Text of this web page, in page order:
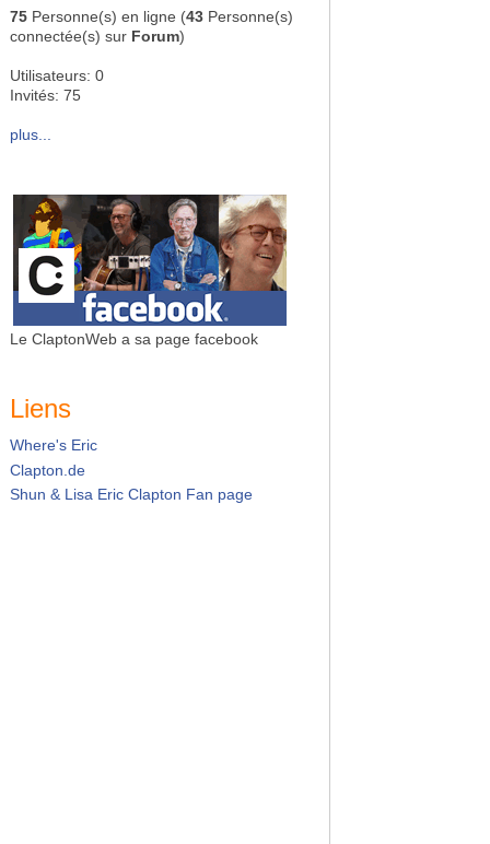
75 Personne(s) en ligne (43 Personne(s)
connectée(s) sur Forum)
Utilisateurs: 0
Invités: 75
plus...
Le ClaptonWeb a sa page facebook
Liens
Where's Eric
Clapton.de
Shun & Lisa Eric Clapton Fan page